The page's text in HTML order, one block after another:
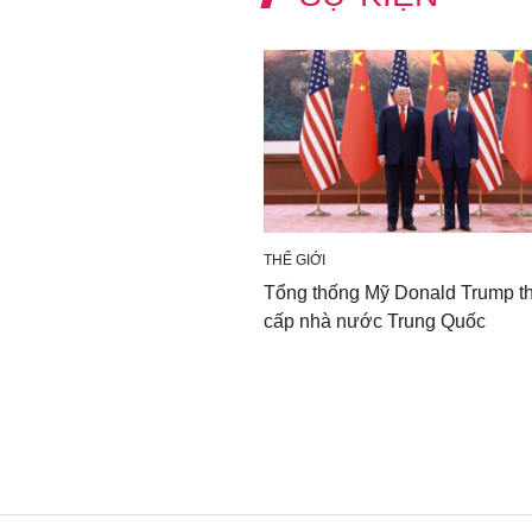
THẾ GIỚI
Tổng thống Mỹ Donald Trump
cấp nhà nước Trung Quốc